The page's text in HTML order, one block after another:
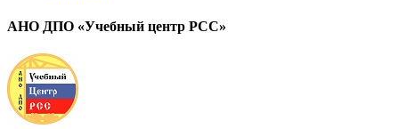
АНО ДПО «Учебный центр РСС»